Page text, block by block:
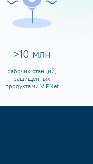
>10 млн
рабочих станций,
защищенных
продуктами ViPNet